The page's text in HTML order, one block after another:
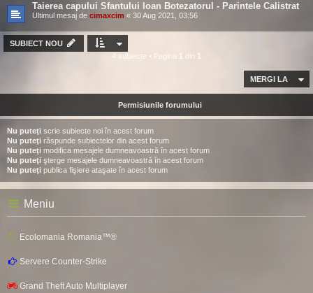
Taierea capului Sfantului Ioan Botezatorul - Parintele Calistrat
Ultimul mesaj de cimaxcim « 30 Aug 2021, 03:56
SUBIECT NOU
4 subiecte • Pagina 1 din 1
MERGI LA
Permisiunile forumului
Nu puteţi scrie subiecte noi în acest forum
Nu puteţi răspunde subiectelor din acest forum
Nu puteţi modifica mesajele dumneavoastră în acest forum
Nu puteţi şterge mesajele dumneavoastră în acest forum
Nu puteţi publica fişiere ataşate în acest forum
Meniu
Ecolomania Romania™®
Servere Counter-Strike
Grand Theft Auto Multiplayer